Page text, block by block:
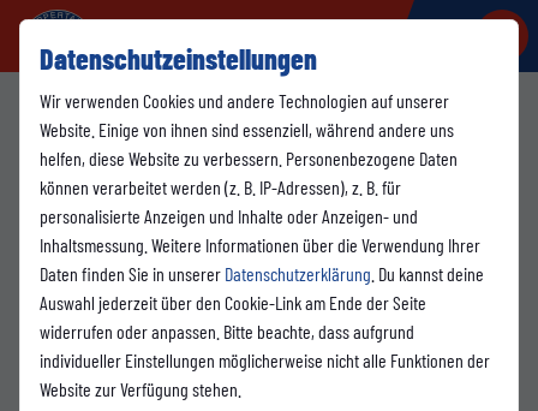
Datenschutzeinstellungen
Wir verwenden Cookies und andere Technologien auf unserer
Website. Einige von ihnen sind essenziell, während andere uns
helfen, diese Website zu verbessern. Personenbezogene Daten
können verarbeitet werden (z. B. IP-Adressen), z. B. für
personalisierte Anzeigen und Inhalte oder Anzeigen- und
Inhaltsmessung. Weitere Informationen über die Verwendung Ihrer
Daten finden Sie in unserer Datenschutzerklärung . Du kannst deine
Auswahl jederzeit über den Cookie-Link am Ende der Seite
widerrufen oder anpassen. Bitte beachte, dass aufgrund
individueller Einstellungen möglicherweise nicht alle Funktionen der
Website zur Verfügung stehen.
1. Mannschaft
11.05.2025 19:53 Uhr
Wuppertaler SV vs. SF Lotte